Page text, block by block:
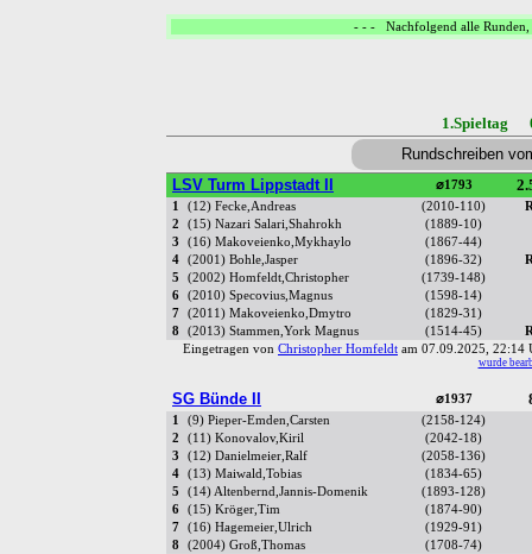
- - - Nachfolgend alle
1.Spieltag
Rundschreiben
LSV Turm Lippstadt II
⌀1793
1 (12) Fecke,Andreas (2010-110)
2
(15) Nazari Salari,Shahrokh
(1889-10)
3
(16) Makoveienko,Mykhaylo
(1867-44)
4
(2001) Bohle,Jasper (1896-32)
5
(2002) Homfeldt,Christopher
(1739-148)
6
(2010) Specovius,Magnus
(1598-14)
7
(2011) Makoveienko,Dmytro
(1829-31)
8
(2013) Stammen,York Magnus (1514-45)
Eingetragen von Christopher Homfeldt am 07.09.2025,
wurde
SG Bünde II ⌀1937
1 (9) Pieper-Emden,Carsten
(2158-124)
2
(11) Konovalov,Kiril
(2042-18)
3
(12) Danielmeier,Ralf
(2058-136)
4
(13) Maiwald,Tobias
(1834-65)
5
(14) Altenbernd,Jannis-Domenik
(1893-128)
6
(15) Kröger,Tim
(1874-90)
7
(16) Hagemeier,Ulrich
(1929-91)
8
(2004) Groß,Thomas
(1708-74)